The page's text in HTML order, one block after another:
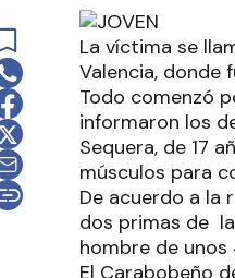
La víctima se
Valencia, donde
Todo comenzó
informaron los
Sequera, de 17
músculos para
De acuerdo a la
dos primas de
hombre de unos